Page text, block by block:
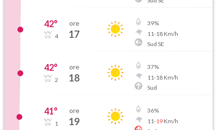
42°
4
ore
17
39%
11-18Km/h
Sud SE
42°
2
ore
18
37%
11-18Km/h
Sud
41°
1
ore
19
36%
11-19Km/h